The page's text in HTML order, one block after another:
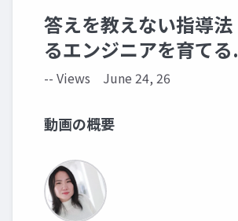
答えを教えない指導
るエンジニアを育て
-- Views June 24, 26
動画の概要